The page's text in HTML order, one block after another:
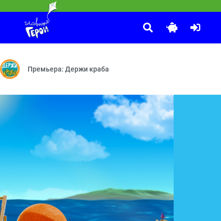
не вари — Волшебная ботаника
— Великая регата — Страшная путаница — Перетягивание
Ми-Ми-Мишки
День рождения Вали — Плохой Валя — Мультик — Большой
Премьера: Держи краба